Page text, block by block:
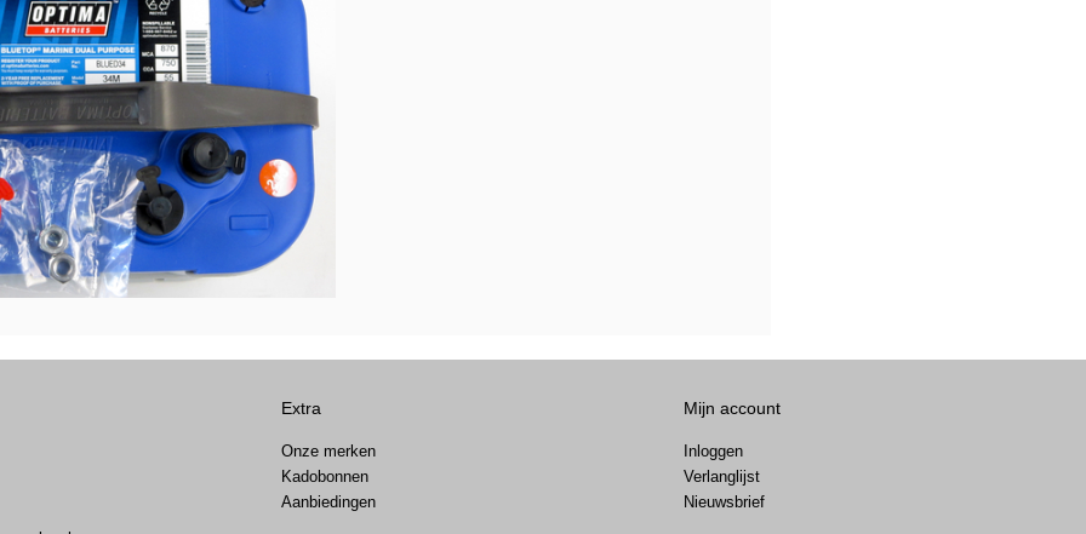
Extra
Onze merken
Kadobonnen
Aanbiedingen
Mijn account
Inloggen
Verlanglijst
Nieuwsbrief